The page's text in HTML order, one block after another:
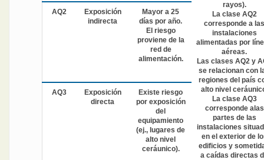
rayos).
La clase AQ2
corresponde a las
instalaciones
alimentadas por
aéreas.
Las clases AQ2 y
se relacionan con
regiones del país
alto nivel
La clase AQ3
corresponde alas
partes de las
instalaciones
en el exterior de
edificios y
a caídas directas
AQ2
Exposición
indirecta
Mayor a 25
días por año.
El riesgo
proviene de la
red de
alimentación.
AQ3
Exposición
directa
Existe riesgo
por exposición
del
equipamiento
(ej., lugares de
alto nivel
ceráunico).